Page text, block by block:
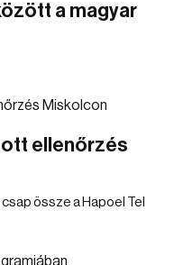
a magyar
ellenőrzés
össze a Hapoel Tel